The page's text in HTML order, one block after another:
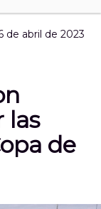
de abril de 2023
las
de